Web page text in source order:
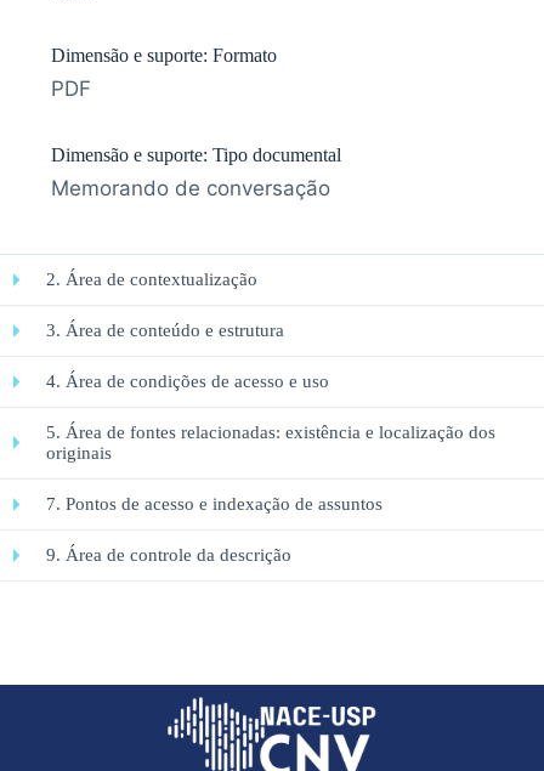
Dimensão e suporte: Formato
PDF
Dimensão e suporte: Tipo documental
Memorando de conversação
2. Área de contextualização
3. Área de conteúdo e estrutura
4. Área de condições de acesso e uso
5. Área de fontes relacionadas: existência e localização dos
originais
7. Pontos de acesso e indexação de assuntos
9. Área de controle da descrição